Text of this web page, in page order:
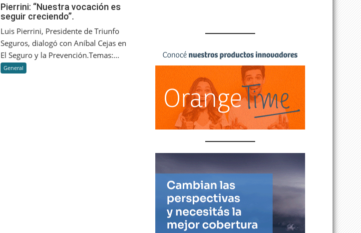
Pierrini:
“Nuestra
vocación
seguir
creciendo”.
Pierrini: “Nuestra vocación es
seguir creciendo”.
Luis Pierrini, Presidente de Triunfo
Seguros, dialogó con Aníbal Cejas en
El Seguro y la Prevención.Temas:...
General